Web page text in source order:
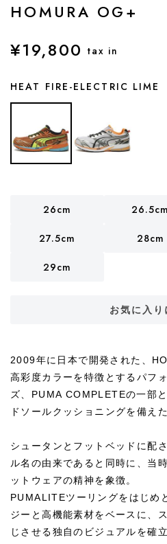
HOMURA OG+
¥19,800 tax in
HEAT FIRE-ELECTRIC LIME
26cm 26.5cm
27.5cm 28cm
29cm
お気に入り
2009年に日本で開発された、
高彩度カラーを特徴とするパフ
ズ、PUMA COMPLETEの一部
ドソールクッショニングを備え
シュータンとフットベッドに配
ル名の由来であると同時に、当
ットウェアの精神を象徴。
PUMALITEツーリングをはじめ
ジーと高機能素材をベースに、
じさせる独自のビジュアルを確